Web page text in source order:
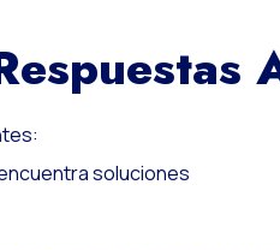
soluciones